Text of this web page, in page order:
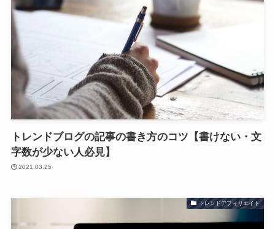
トレンドブログの記事の書き方のコツ【書けない・文
字数が少ない人必見】
2021.03.25
トレンドアフィリエイト